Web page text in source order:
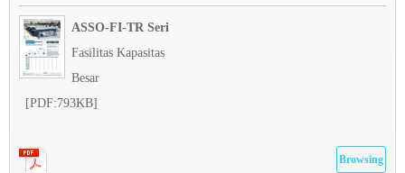
ASSO-FI-TR Seri
Fasilitas Kapasitas
Besar
[PDF:793KB]
Browsing